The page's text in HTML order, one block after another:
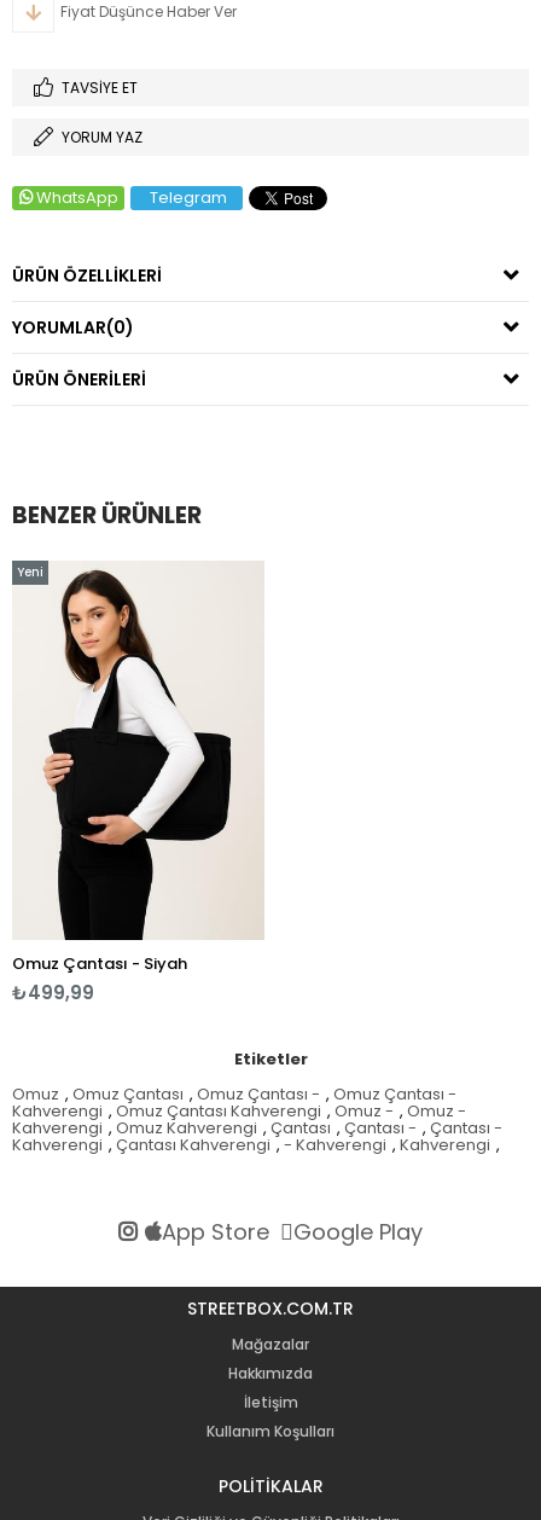
Fiyat Düşünce Haber Ver
TAVSIYE ET
YORUM YAZ
WhatsApp Telegram
ÜRÜN ÖZELLIKLERI
YORUMLAR(0)
ÜRÜN ÖNERILERI
BENZER ÜRÜNLER
Omuz Çantası - Siyah
₺499,99
Yeni
Etiketler
Omuz , Omuz Çantası , Omuz Çantası - , Omuz Çantası -
Kahverengi , Omuz Çantası Kahverengi , Omuz - , Omuz -
Kahverengi , Omuz Kahverengi , Çantası , Çantası - , Çantası -
Kahverengi , Çantası Kahverengi , - Kahverengi , Kahverengi ,
App Store Google Play
STREETBOX.COM.TR
Mağazalar
Hakkımızda
İletişim
Kullanım Koşulları
POLİTİKALAR